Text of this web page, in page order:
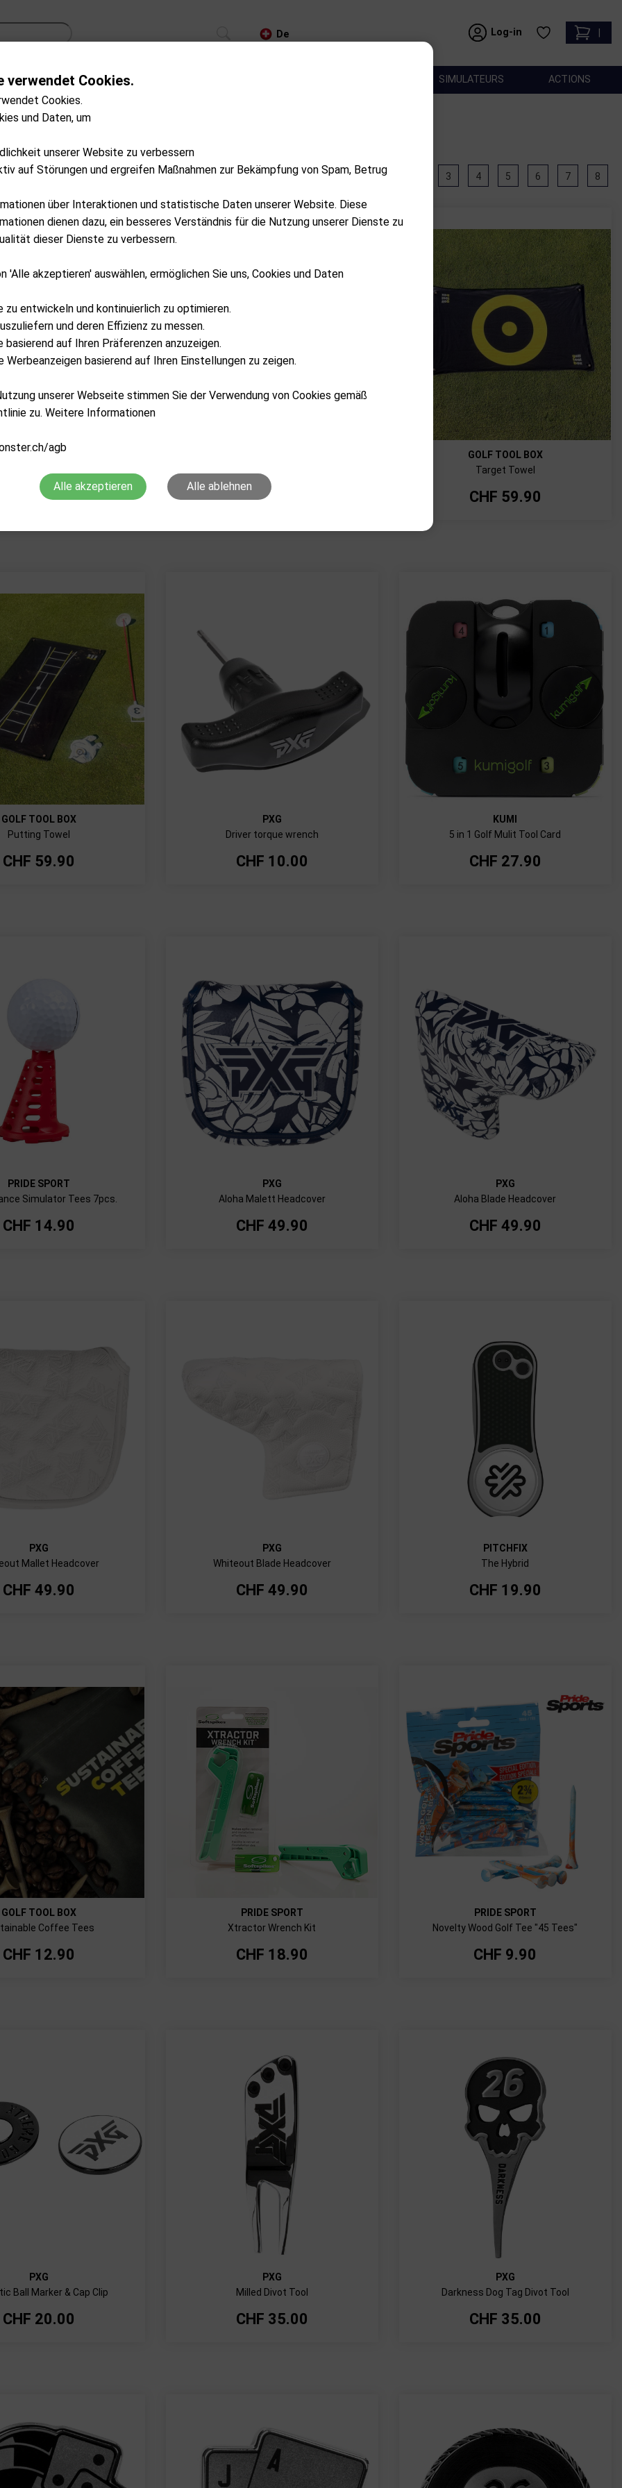
Log-in
De
TROLLEYS SIMULATEURS ACTIONS
auf Lager
1 3 4 5 6 7 8
GOLF TOOL BOX
24.90 CHF 17.90
GOLF TOOL BOX
Target Towel
CHF 59.90
GOLF TOOL BOX
Putting Towel
CHF 59.90
PXG
Driver torque wrench
CHF 10.00
KUMI
5 in 1 Golf Mulit Tool Card
CHF 27.90
PRIDE SPORT
Simulator Tees 7pcs.
CHF 14.90
PXG
Aloha Malett Headcover
CHF 49.90
PXG
Aloha Blade Headcover
CHF 49.90
PXG
Mallet Headcover
CHF 49.90
PXG
Whiteout Blade Headcover
CHF 49.90
PITCHFIX
The Hybrid
CHF 19.90
GOLF TOOL BOX
Coffee Tees
CHF 12.90
PRIDE SPORT
Xtractor Wrench Kit
CHF 18.90
PRIDE SPORT
Novelty Wood Golf Tee "45 Tees"
CHF 9.90
PXG
Ball Marker & Cap Clip
CHF 20.00
PXG
Milled Divot Tool
CHF 35.00
PXG
Darkness Dog Tag Divot Tool
CHF 35.00
verwendet Cookies.
Cookies.
und Daten, um
unserer Website zu verbessern
auf Störungen und ergreifen Maßnahmen zur Bekämpfung von Spam, Betrug
über Interaktionen und statistische Daten unserer Website. Diese
dienen dazu, ein besseres Verständnis für die Nutzung unserer Dienste zu
dieser Dienste zu verbessern.
'Alle akzeptieren' auswählen, ermöglichen Sie uns, Cookies und Daten
zu entwickeln und kontinuierlich zu optimieren.
und deren Effizienz zu messen.
basierend auf Ihren Präferenzen anzuzeigen.
Werbeanzeigen basierend auf Ihren Einstellungen zu zeigen.
unserer Webseite stimmen Sie der Verwendung von Cookies gemäß
zu. Weitere Informationen
agb
Alle akzeptieren Alle ablehnen